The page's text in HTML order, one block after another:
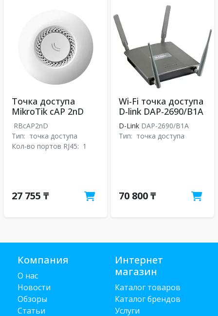
Точка доступа
MikroTik cAP 2nD
RBcAP2nD
Тип: точка доступа
Кол-во портов RJ45: 1
27 755 ₸
Wi-Fi точка доступа
D-link DAP-2690/B1A
D-Link DAP-2690/B1A
Тип: точка доступа
70 800 ₸
Компания
О нас
Новости
Обзоры
Статьи
Интернет
магазин
Каталог товаров
Каталог брендов
Услуги